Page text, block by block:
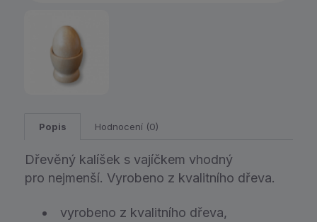
Popis Hodnocení (0)
Dřevěný kalíšek s vajíčkem vhodný
pro nejmenší. Vyrobeno z kvalitního dřeva.
vyrobeno z kvalitního dřeva,